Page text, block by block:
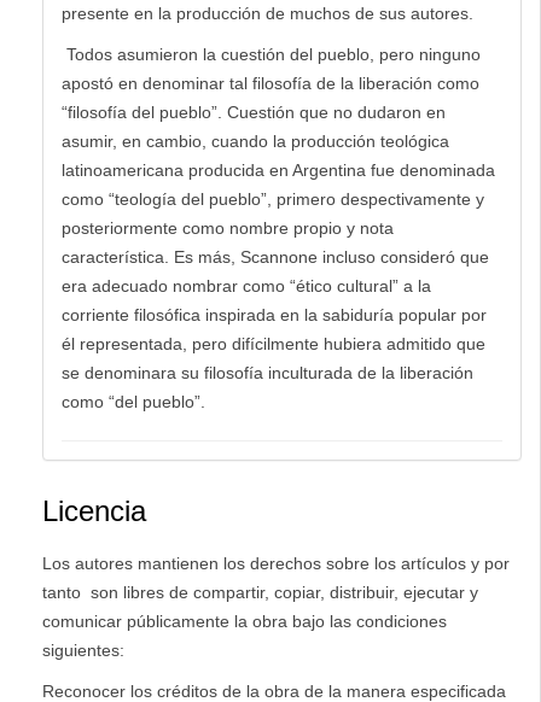
presente en la producción de muchos de sus autores.
Todos asumieron la cuestión del pueblo, pero ninguno
apostó en denominar tal filosofía de la liberación como
“filosofía del pueblo”. Cuestión que no dudaron en
asumir, en cambio, cuando la producción teológica
latinoamericana producida en Argentina fue denominada
como “teología del pueblo”, primero despectivamente y
posteriormente como nombre propio y nota
característica. Es más, Scannone incluso consideró que
era adecuado nombrar como “ético cultural” a la
corriente filosófica inspirada en la sabiduría popular por
él representada, pero difícilmente hubiera admitido que
se denominara su filosofía inculturada de la liberación
como “del pueblo”.
Licencia
Los autores mantienen los derechos sobre los artículos y por
tanto son libres de compartir, copiar, distribuir, ejecutar y
comunicar públicamente la obra bajo las condiciones
siguientes:
Reconocer los créditos de la obra de la manera especificada